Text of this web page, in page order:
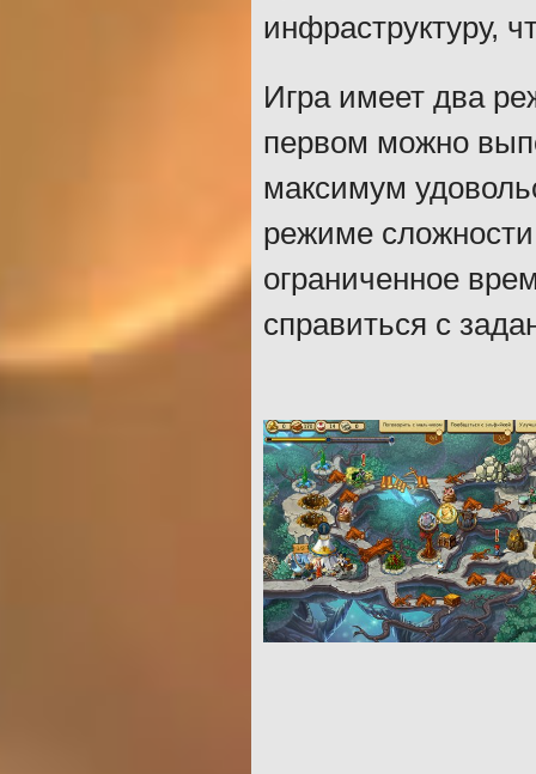
инфраструктуру,
Игра имеет два
первом можно
максимум
режиме
ограниченное
справиться с